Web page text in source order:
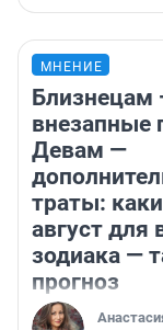
МНЕНИЕ
Близнецам
внезапные
Девам —
траты:
август для
зодиака —
прогноз